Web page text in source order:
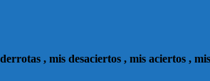
, mis desaciertos , mis aciertos ,